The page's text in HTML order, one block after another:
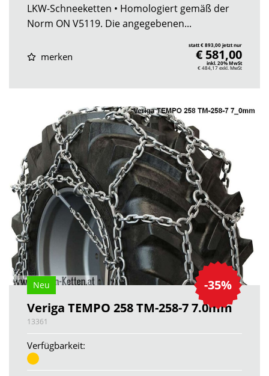
LKW-Schneeketten • Homologiert gemäß der
Norm ON V5119. Die angegebenen...
merken
statt € 893,00 jetzt nur
€ 581,00
inkl. 20% MwSt
€ 484,17exkl. MwSt
-35%
Neu
Veriga TEMPO 258 TM-258-7 7.0mm
13361
Verfügbarkeit: